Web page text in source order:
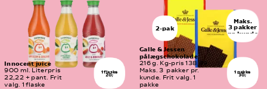
1 flaske
20,-
Innocent juice
900 ml. Literpris
22,22 + pant. Frit
valg. 1 flaske
1 pakke
30,-
Galle & Jessen
pålægschokolade
216 g. Kg-pris 138,89.
Maks. 3  pakker pr.
kunde. Frit valg. 1
pakke
2-pak
Maks.
3 pakker
pr. kunde